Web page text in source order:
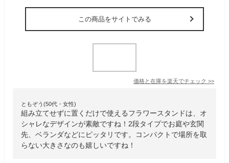
この商品をサイトでみる
価格と在庫を楽天でチェック >>
ともぞう(50代・女性)
組み立てせずに置くだけで使えるフラワースタンドは、オ
シャレなデザインが素敵ですね！2段タイプでお庭や玄関
先、ベランダなどにピッタリです。コンパクトで場所を取
らない大きさなのも嬉しいですね！